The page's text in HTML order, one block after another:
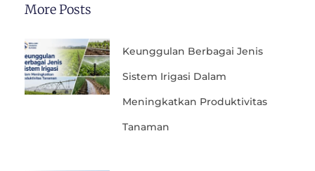
More Posts
Keunggulan Berbagai Jenis
Sistem Irigasi Dalam
Meningkatkan Produktivitas
Tanaman